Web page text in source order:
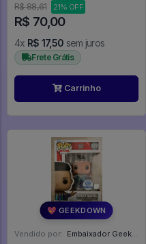
R$ 88,61 21% OFF
R$ 70,00
4x R$ 17,50 sem juros
Frete Grátis
Carrinho
💖 GEEKDOWN
Vendido por: Embaixador Geek - SP